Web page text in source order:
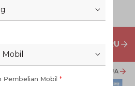
PENAWARAN MOBIL BARU
LIHAT SEMUA
Pembelian Mobil *